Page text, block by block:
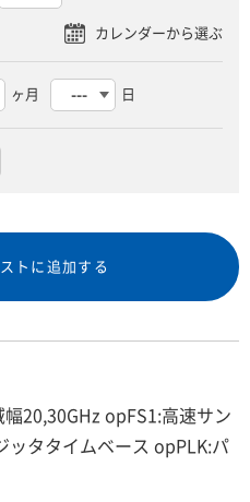
ヶ月 日
トに追加する
20,30GHz opFS1:高速サン
ッタタイムベース opPLK:パ